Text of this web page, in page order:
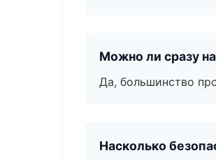
Можно ли сразу
Да, большинство
Насколько